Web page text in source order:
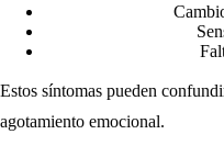
Estos síntomas pueden
agotamiento emocional.